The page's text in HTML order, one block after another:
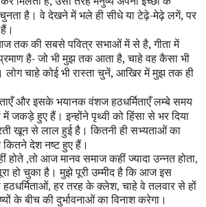
है। वे देखने में भले ही सीधे या टेढ़े-मेढ़े लगें,पर
तक की सबसे पवित्र सभाओं में से है,गीता में
है- जो भी मुझ तक आता है,चाहे वह कैसा भी
चाहे कोई भी रास्ता चुनें, आखिर में मुझ तक ही
और इसके भयानक वंशज हठधर्मिताएँ लम्बे समय
जकड़े हुए हैं। इन्होंने पृथ्वी को हिंसा से भर दिया
खून से लाल हुई है। कितनी ही सभ्यताओं का
देश नष्ट हुए हैं।
होते ,तो आज मानव समाज कहीं ज्यादा उन्नत होता,
हो चुका है। मुझे पूरी उम्मीद है कि आज इस
,हर तरह के क्लेश,चाहे वे तलवार से हों
के बीच की दुर्भावनाओं का विनाश करेगा।